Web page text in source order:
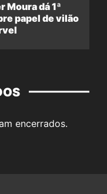
Moura dá 1ª
papel de vilão
encerrados.